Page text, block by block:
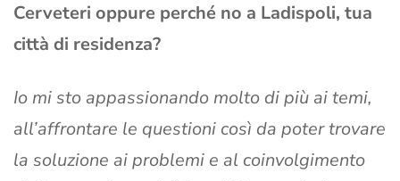
Cerveteri oppure perché no a Ladispoli, tua
città di residenza?
Io mi sto appassionando molto di più ai temi,
all’affrontare le questioni così da poter trovare
la soluzione ai problemi e al coinvolgimento